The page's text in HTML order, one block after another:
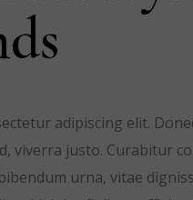
adipiscing elit.
viverra justo. Curabitur
urna, vitae